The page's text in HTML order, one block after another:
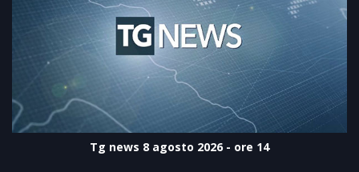
Tg news 8 agosto 2026 - ore 14